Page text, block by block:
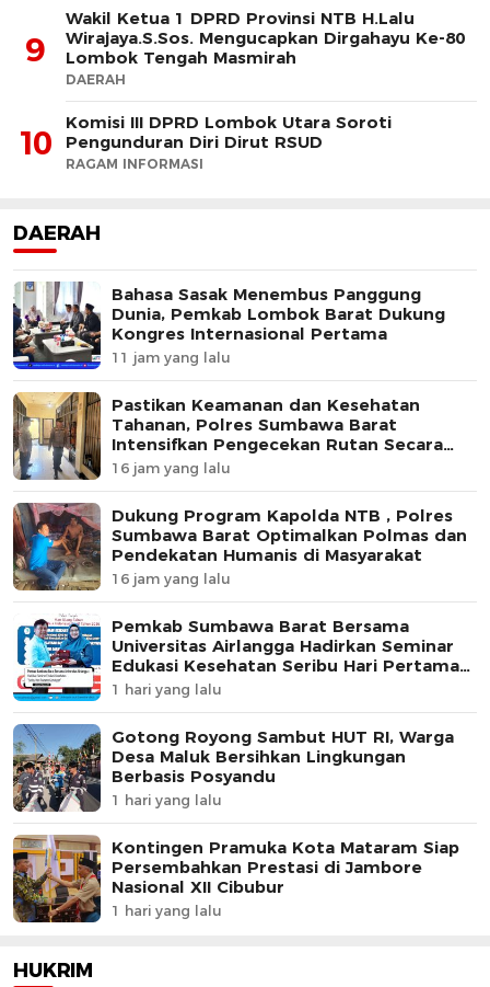
9
Wakil Ketua 1 DPRD Provinsi NTB H.Lalu
Wirajaya.S.Sos. Mengucapkan Dirgahayu Ke-80
Lombok Tengah Masmirah
DAERAH
10
Komisi III DPRD Lombok Utara Soroti
Pengunduran Diri Dirut RSUD
RAGAM INFORMASI
DAERAH
Bahasa Sasak Menembus Panggung
Dunia, Pemkab Lombok Barat Dukung
Kongres Internasional Pertama
11 jam yang lalu
Pastikan Keamanan dan Kesehatan
Tahanan, Polres Sumbawa Barat
Intensifkan Pengecekan Rutan Secara
Berkala
16 jam yang lalu
Dukung Program Kapolda NTB , Polres
Sumbawa Barat Optimalkan Polmas dan
Pendekatan Humanis di Masyarakat
16 jam yang lalu
Pemkab Sumbawa Barat Bersama
Universitas Airlangga Hadirkan Seminar
Edukasi Kesehatan Seribu Hari Pertama
Kehidupan
1 hari yang lalu
Gotong Royong Sambut HUT RI, Warga
Desa Maluk Bersihkan Lingkungan
Berbasis Posyandu
1 hari yang lalu
Kontingen Pramuka Kota Mataram Siap
Persembahkan Prestasi di Jambore
Nasional XII Cibubur
1 hari yang lalu
HUKRIM